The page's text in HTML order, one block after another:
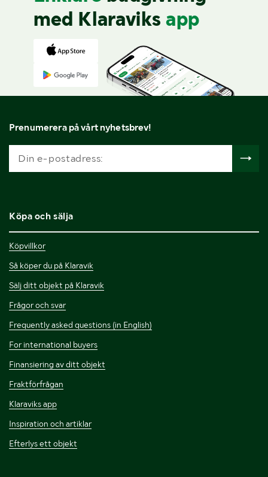
med Klaraviks app
Prenumerera på vårt nyhetsbrev!
Köpa och sälja
Köpvillkor
Så köper du på Klaravik
Sälj ditt objekt på Klaravik
Frågor och svar
Frequently asked questions (in English)
For international buyers
Finansiering av ditt objekt
Fraktförfrågan
Klaraviks app
Inspiration och artiklar
Efterlys ett objekt